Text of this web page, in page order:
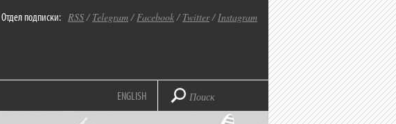
Отдел подписки: RSS/ Telegram/Facebook/ Twitter/Instagram
ENGLISH